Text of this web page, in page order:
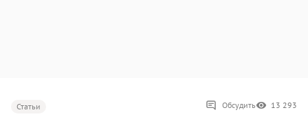
Статьи Обсудить 13 293